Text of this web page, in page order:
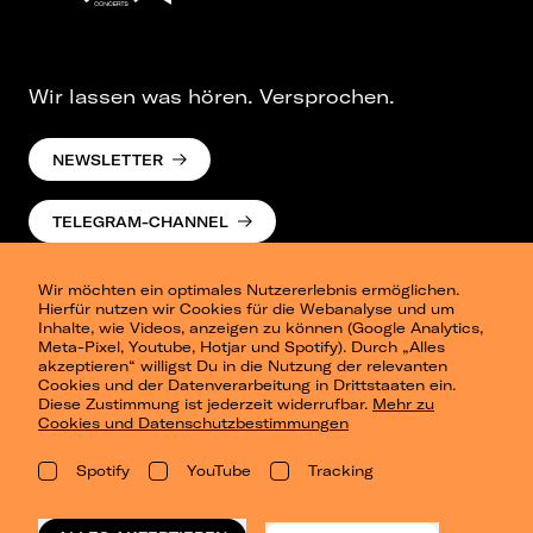
Wir möchten ein optimales Nutzererlebnis ermöglichen.
Hierfür nutzen wir Cookies für die Webanalyse und um
Inhalte, wie Videos, anzeigen zu können (Google Analytics,
Meta-Pixel, Youtube, Hotjar und Spotify). Durch „Alles
akzeptieren“ willigst Du in die Nutzung der relevanten
Cookies und der Datenverarbeitung in Drittstaaten ein.
Diese Zustimmung ist jederzeit widerrufbar. Mehr zu
Cookies und Datenschutzbestimmungen
Spotify YouTube Tracking
Wir lassen was hören. Versprochen.
NEWSLETTER
TELEGRAM-CHANNEL
Presse
Berlin
Dresden
Leipzig
Konzertsommer Petersberg
Vergangene Shows